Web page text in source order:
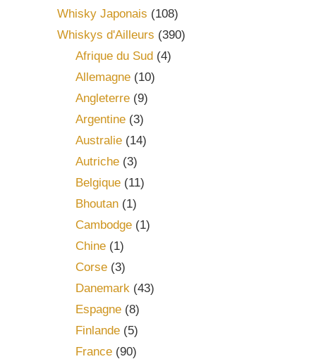
Whisky Japonais (108)
Whiskys d'Ailleurs (390)
Afrique du Sud(4)
Allemagne(10)
Angleterre(9)
Argentine(3)
Australie(14)
Autriche(3)
Belgique(11)
Bhoutan(1)
Cambodge(1)
Chine(1)
Corse(3)
Danemark(43)
Espagne(8)
Finlande(5)
France(90)